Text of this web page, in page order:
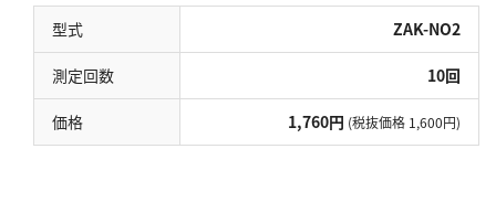
型式 ZAK-NO2
測定回数 10回
価格 1,760円 (税抜価格 1,600円)
硫酸
窒素
アンモニウム